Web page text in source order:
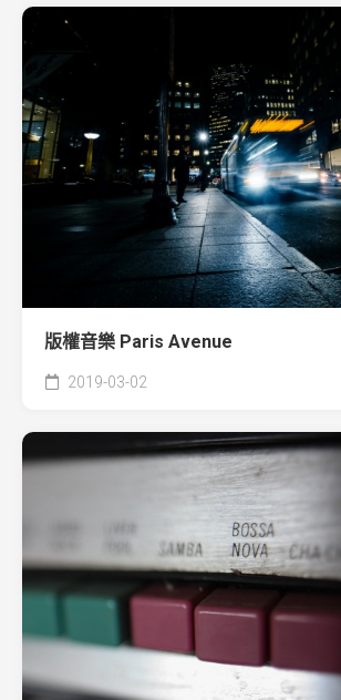
版權音樂 Paris Avenue
2019-03-02